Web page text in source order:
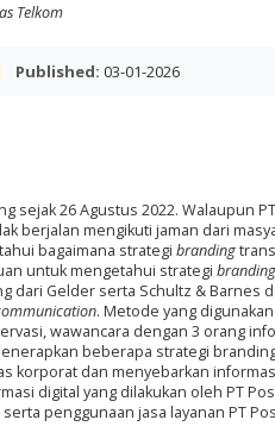
Telkom
Published: 03-01-2026
26 Agustus 2022. Walaupun
berjalan mengikuti jaman dari
bagaimana strategi branding
untuk mengetahui strategi branding
Gelder serta Schultz & Barnes
. Metode yang
wawancara dengan 3 orang
beberapa strategi
korporat dan menyebarkan
digital yang dilakukan oleh PT
penggunaan jasa layanan PT